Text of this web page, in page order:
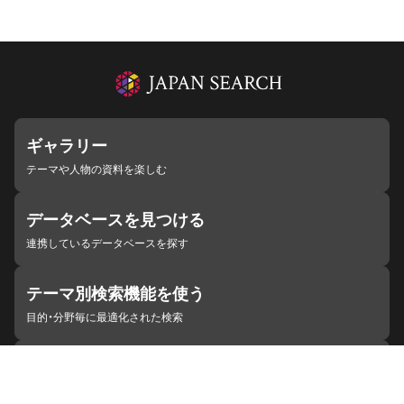
ギャラリー
テーマや人物の資料を楽しむ
データベースを見つける
連携しているデータベースを探す
テーマ別検索機能を使う
目的・分野毎に最適化された検索